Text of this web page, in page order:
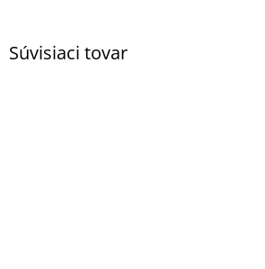
Súvisiaci tovar